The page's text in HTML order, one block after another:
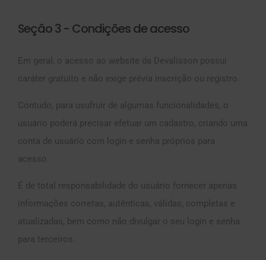
Seção 3 - Condições de acesso
Em geral, o acesso ao website da Devalisson possui
caráter gratuito e não exige prévia inscrição ou registro.
Contudo, para usufruir de algumas funcionalidades, o
usuário poderá precisar efetuar um cadastro, criando uma
conta de usuário com login e senha próprios para
acesso.
É de total responsabilidade do usuário fornecer apenas
informações corretas, autênticas, válidas, completas e
atualizadas, bem como não divulgar o seu login e senha
para terceiros.